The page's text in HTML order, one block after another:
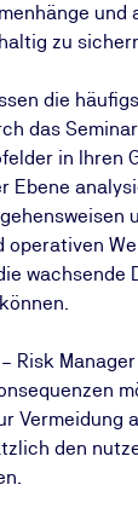
zu
die
das
in Ihren
wachsende
Risk
Vermeidung
den